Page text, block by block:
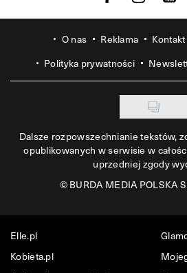
O nas Reklama Kontakt
Polityka prywatności
Dalsze rozpowszechnianie tekstów,
opublikowanych w serwisie w
uprzedniej zgody
©BURDA MEDIA POLSKA
Elle.pl
Kobieta.pl